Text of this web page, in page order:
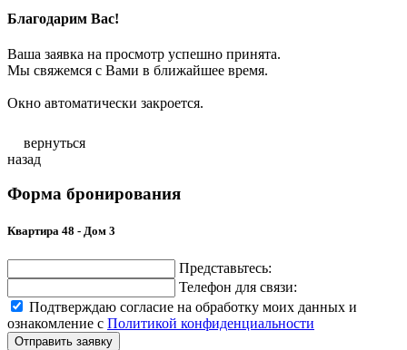
Благодарим Вас!
Ваша заявка на просмотр успешно принята.
Мы свяжемся с Вами в ближайшее время.
Окно автоматически закроется.
вернуться
назад
Форма бронирования
Квартира 48 - Дом 3
Представьтесь:
Телефон для связи:
Подтверждаю согласие на обработку моих данных и
ознакомление с Политикой конфиденциальности
Отправить заявку